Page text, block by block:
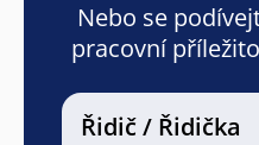
Nebo se
pracovní
Řidič / Řidička